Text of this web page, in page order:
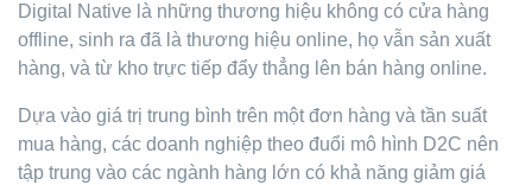
Digital Native là những thương hiệu không có cửa hàng
offline, sinh ra đã là thương hiệu online, họ vẫn sản xuất
hàng, và từ kho trực tiếp đẩy thẳng lên bán hàng online.
Dựa vào giá trị trung bình trên một đơn hàng và tần suất
mua hàng, các doanh nghiệp theo đuổi mô hình D2C nên
tập trung vào các ngành hàng lớn có khả năng giảm giá